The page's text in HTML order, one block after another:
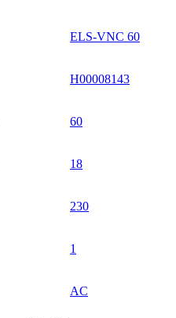
ELS-VNC 60
H00008143
60
18
230
1
AC